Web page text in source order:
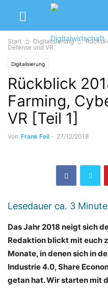
Start Digitalisierung
Defense und VR
Digitalisierung
Rückblick
Farming,
VR [Teil 1]
Von Frank Feil - 27/12/2018
Lesedauer ca. 3
Das Jahr 2018 neigt sich
Redaktion blickt mit euch
Monate, in denen sich in
Industrie 4.0, Share
getan hat. Wir starten mit